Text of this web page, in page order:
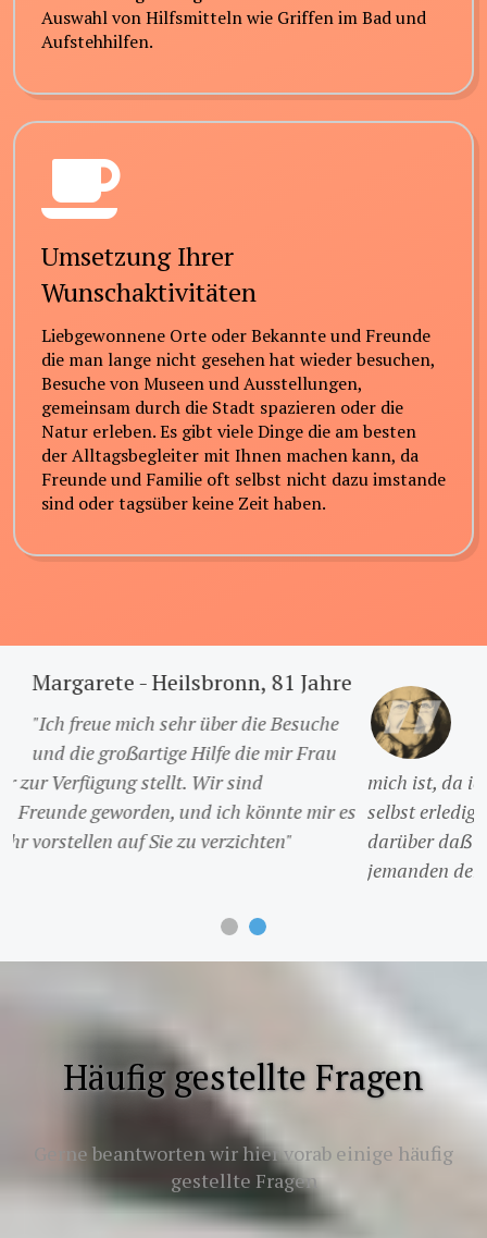
Auswahl von Hilfsmitteln wie Griffen im Bad und
Aufstehhilfen.
Umsetzung Ihrer
Wunschaktivitäten
Liebgewonnene Orte oder Bekannte und Freunde
die man lange nicht gesehen hat wieder besuchen,
Besuche von Museen und Ausstellungen,
gemeinsam durch die Stadt spazieren oder die
Natur erleben. Es gibt viele Dinge die am besten
der Alltagsbegleiter mit Ihnen machen kann, da
Freunde und Familie oft selbst nicht dazu imstande
sind oder tagsüber keine Zeit haben.
Ingrid - Ansbach, 76 Jahre
"Ich war mir zwar Anfangs nicht sicher
ob eine Hilfe zu Hause das Richtige für
mich ist, da ich noch sehr gut die meisten Aufgaben
selbst erledigen kann und möchte, aber ich bin froh
darüber daẞ ich nun mehr Gesellschaft habe und
Häufig gestellte Fragen
Gerne beantworten wir hier vorab einige häufig
gestellte Fragen